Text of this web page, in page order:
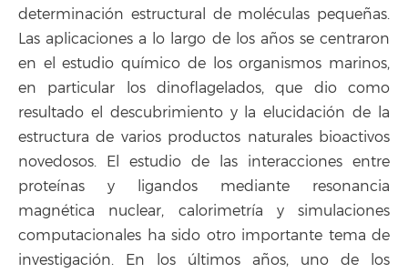
determinación estructural de moléculas pequeñas.
Las aplicaciones a lo largo de los años se centraron
en el estudio químico de los organismos marinos,
en particular los dinoflagelados, que dio como
resultado el descubrimiento y la elucidación de la
estructura de varios productos naturales bioactivos
novedosos. El estudio de las interacciones entre
proteínas y ligandos mediante resonancia
magnética nuclear, calorimetría y simulaciones
computacionales ha sido otro importante tema de
investigación. En los últimos años, uno de los